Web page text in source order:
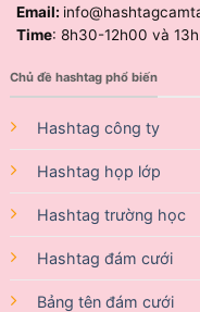
Email:
Time: 8h30-12h00 và
Chủ đề hashtag phổ biến
Hashtag công ty
Hashtag họp lớp
Hashtag trường học
Hashtag đám cưới
Bảng tên đám cưới